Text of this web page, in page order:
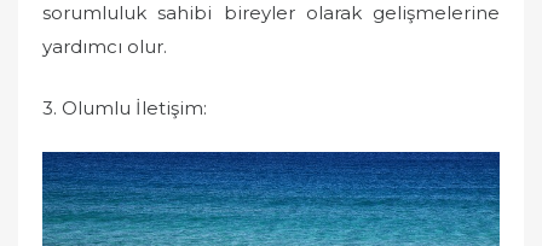
sorumluluk sahibi bireyler olarak gelişmelerine
yardımcı olur.
3. Olumlu İletişim: